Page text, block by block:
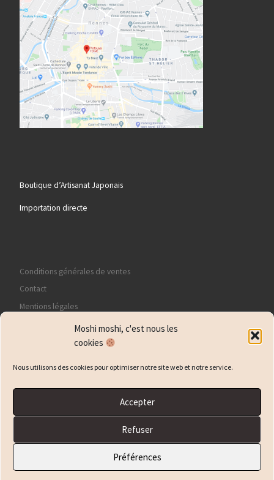
Moshi moshi, c'est nous les
cookies
Nous utilisons des cookies pour optimiser notre site web et notre service.
Accepter
Refuser
Préférences
Boutique d’Artisanat Japonais
Importation directe
Conditions générales de ventes
Contact
Mentions légales
Politique de confidentialité
Politique de cookies (EU)
© 2026Yotsuya– Tous droits réservés
– Réalisé avec the